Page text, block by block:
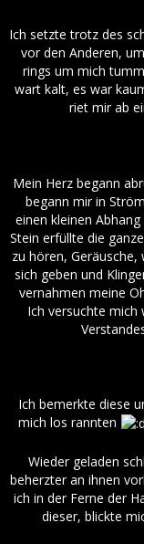
Ich setzte trotz des
vor den Anderen,
rings um mich
wart kalt, es war
riet mir ab
Mein Herz begann
begann mir in
einen kleinen
Stein erfüllte die
zu hören,
sich geben und
vernahmen meine
Ich versuchte mich
Ich bemerkte diese
mich los rannten
Wieder geladen
beherzter an ihnen
ich in der Ferne der
dieser, blickte